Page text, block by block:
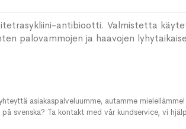
antibiootti. Valmistetta
palovammojen ja haavojen
asiakaspalveluumme, autamme mielellämme!
svenska? Ta kontakt med vår kundservice, vi